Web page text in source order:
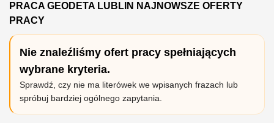
PRACA GEODETA LUBLIN NAJNOWSZE OFERTY
PRACY
Nie znaleźliśmy ofert pracy spełniających
wybrane kryteria.
Sprawdź, czy nie ma literówek we wpisanych frazach lub
spróbuj bardziej ogólnego zapytania.